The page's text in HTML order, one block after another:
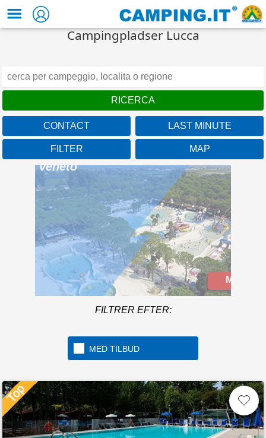
Campingpladser Lucca
CONTACT LAST MINUTE
FILTER MAP
Union Lido Mare
Veneto
Welcome to the first 5 star
camping in Italy
Mere info
FILTRER EFTER:
MED TILBUD